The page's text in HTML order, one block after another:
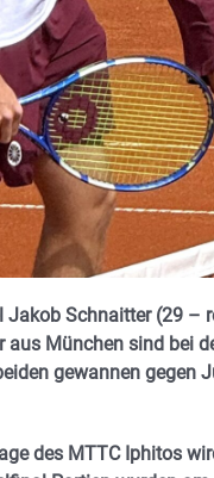
Jakob Schnaitter (29 –
aus München sind bei
gewannen gegen
des MTTC Iphitos